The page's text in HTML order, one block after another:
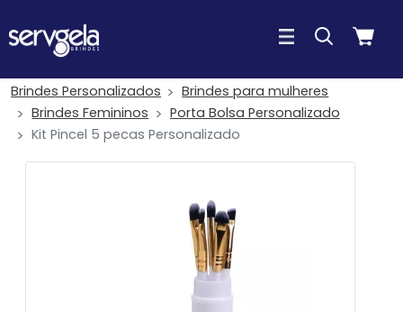
Brindes Personalizados
Brindes para mulheres
Brindes Femininos
Porta Bolsa Personalizado
Kit Pincel 5 pecas Personalizado